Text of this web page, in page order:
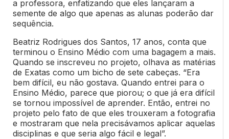
a professora, enfatizando que eles lançaram a
semente de algo que apenas as alunas poderão dar
sequência.
Beatriz Rodrigues dos Santos, 17 anos, conta que
terminou o Ensino Médio com uma bagagem a mais.
Quando se inscreveu no projeto, olhava as matérias
de Exatas como um bicho de sete cabeças. “Era
bem difícil, eu não gostava. Quando entrei para o
Ensino Médio, parece que piorou; o que já era difícil
se tornou impossível de aprender. Então, entrei no
projeto pelo fato de que eles trouxeram a fotografia
e mostraram que nela precisávamos aplicar aquelas
disciplinas e que seria algo fácil e legal”.